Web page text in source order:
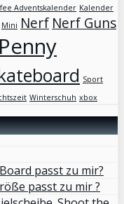
Adventskalender Kalender
Mini Nerf Nerf Guns
Penny
Sport
Winterschuh xbox
passt zu mir?
passt zu mir ?